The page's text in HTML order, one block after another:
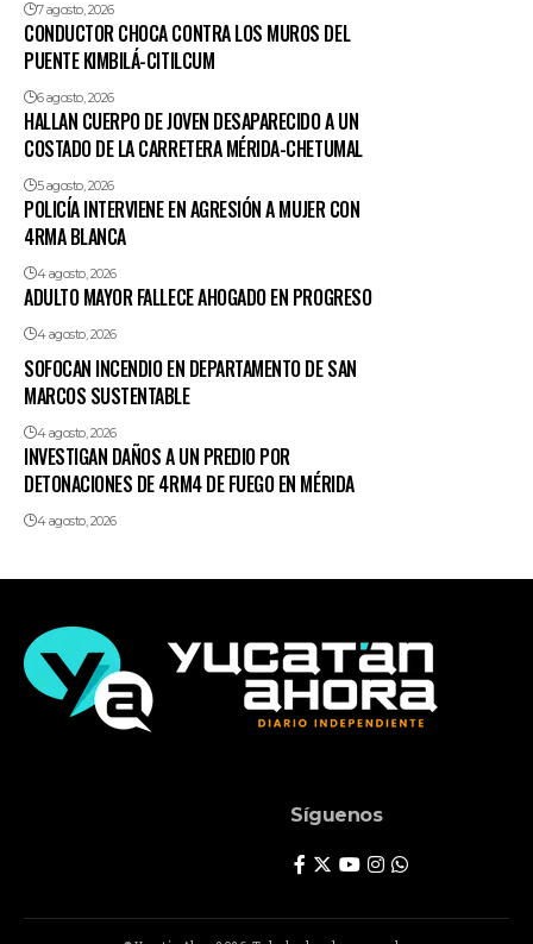
7 agosto, 2026
CONDUCTOR CHOCA CONTRA LOS MUROS DEL
PUENTE KIMBILÁ-CITILCUM
6 agosto, 2026
HALLAN CUERPO DE JOVEN DESAPARECIDO A UN
COSTADO DE LA CARRETERA MÉRIDA-CHETUMAL
5 agosto, 2026
POLICÍA INTERVIENE EN AGRESIÓN A MUJER CON
4RMA BLANCA
4 agosto, 2026
ADULTO MAYOR FALLECE AHOGADO EN PROGRESO
4 agosto, 2026
SOFOCAN INCENDIO EN DEPARTAMENTO DE SAN
MARCOS SUSTENTABLE
4 agosto, 2026
INVESTIGAN DAÑOS A UN PREDIO POR
DETONACIONES DE 4RM4 DE FUEGO EN MÉRIDA
4 agosto, 2026
Síguenos